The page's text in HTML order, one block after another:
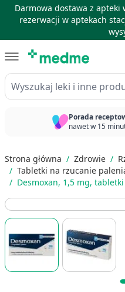
Darmowa dostawa z apteki
rezerwacji w aptekach
Wyszukaj leki i inne produkty
Porada
nawet w 15
Strona główna / Zdrowie /
/ Tabletki na rzucanie
/ Desmoxan, 1,5 mg,